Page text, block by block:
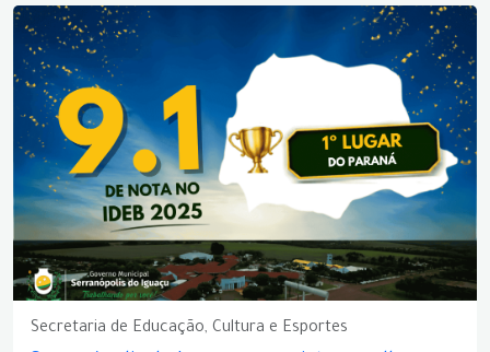
Secretaria de Educação, Cultura e Esportes